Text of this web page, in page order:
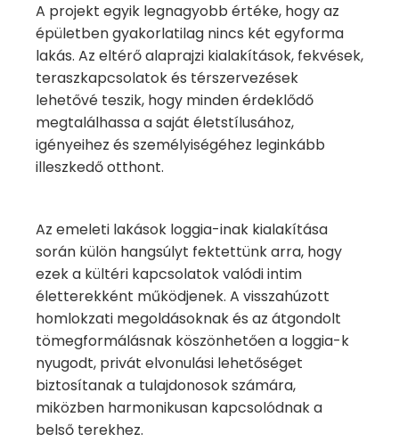
A projekt egyik legnagyobb értéke, hogy az
épületben gyakorlatilag nincs két egyforma
lakás. Az eltérő alaprajzi kialakítások, fekvések,
teraszkapcsolatok és térszervezések
lehetővé teszik, hogy minden érdeklődő
megtalálhassa a saját életstílusához,
igényeihez és személyiségéhez leginkább
illeszkedő otthont.
Az emeleti lakások loggia-inak kialakítása
során külön hangsúlyt fektettünk arra, hogy
ezek a kültéri kapcsolatok valódi intim
életterekként működjenek. A visszahúzott
homlokzati megoldásoknak és az átgondolt
tömegformálásnak köszönhetően a loggia-k
nyugodt, privát elvonulási lehetőséget
biztosítanak a tulajdonosok számára,
miközben harmonikusan kapcsolódnak a
belső terekhez.